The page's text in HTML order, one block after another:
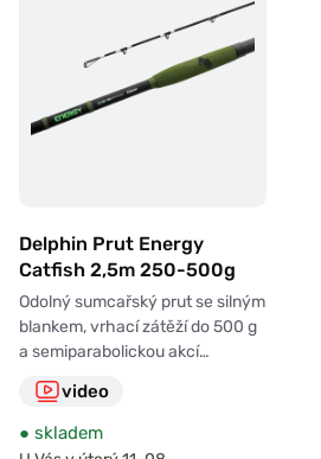
Delphin Prut Energy
Catfish 2,5m 250-500g
Odolný sumcařský prut se silným
blankem, vrhací zátěží do 500 g
a semiparabolickou akcí…
video
● skladem